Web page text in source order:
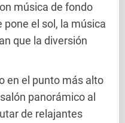
música de fondo
pone el sol, la música
que la diversión
en el punto más alto
panorámico al
de relajantes